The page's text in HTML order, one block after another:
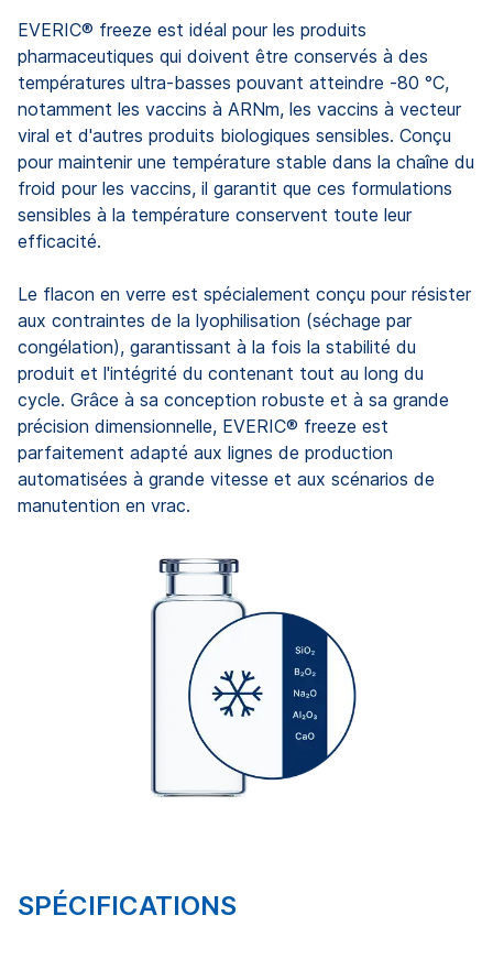
EVERIC® freeze est idéal pour les produits
pharmaceutiques qui doivent être conservés à des
températures ultra-basses pouvant atteindre -80 °C,
notamment les vaccins à ARNm, les vaccins à vecteur
viral et d'autres produits biologiques sensibles. Conçu
pour maintenir une température stable dans la chaîne du
froid pour les vaccins, il garantit que ces formulations
sensibles à la température conservent toute leur
efficacité.
Le flacon en verre est spécialement conçu pour résister
aux contraintes de la lyophilisation (séchage par
congélation), garantissant à la fois la stabilité du
produit et l'intégrité du contenant tout au long du
cycle. Grâce à sa conception robuste et à sa grande
précision dimensionnelle, EVERIC® freeze est
parfaitement adapté aux lignes de production
automatisées à grande vitesse et aux scénarios de
manutention en vrac.
SPÉCIFICATIONS